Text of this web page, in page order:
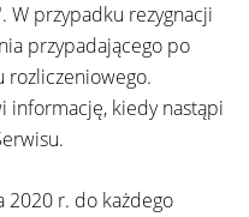
W przypadku rezygnacji
przypadającego po
rozliczeniowego.
informację, kiedy nastąpi
2020 r. do każdego